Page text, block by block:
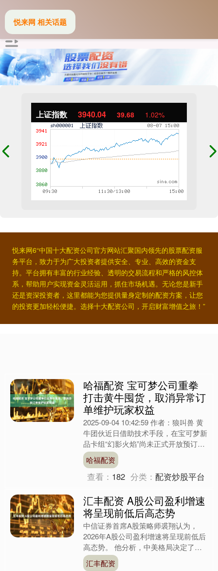
上证指数 3940.04 39.68 1.02%
悦来网6“中国十大配资公司官方网站汇聚国内领先的股票配资服
务平台，致力于为广大投资者提供安全、专业、高效的资金支
持。平台拥有丰富的行业经验、透明的交易流程和严格的风控体
系，帮助用户实现资金灵活运用，抓住市场机遇。无论您是新手
还是资深投资者，这里都能为您提供量身定制的配资方案，让您
的投资更加轻松便捷。选择十大配资公司，开启财富增值之旅！”
悦来网 相关话题
哈福配资 宝可梦公司重拳
打击黄牛囤货，取消异常订
单维护玩家权益
2025-09-04 10:42:59 作者：狼叫兽 黄
牛团伙近日借助技术手段，在宝可梦新
品卡组“幻影火焰”尚未正式开放预订之
前，通过非正常途径大量下单。据相
关....
哈福配资
查看： 182 分类：配资炒股平台
汇丰配资 A股公司盈利增速
将呈现前低后高态势
中信证券首席A股策略师裘翔认为，
2026年A股公司盈利增速将呈现前低后
高态势。 他分析，中美格局决定了行
情节奏，行情可能将被中美签署贸易协
议和美国中期选举分为三....
汇丰配资